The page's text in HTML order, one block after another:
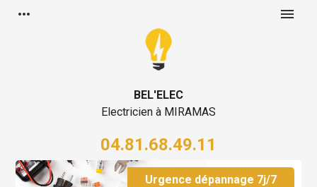
more_horiz menu
BEL'ELEC
Electricien à MIRAMAS
04.81.68.49.11
Urgence dépannage 7j/7